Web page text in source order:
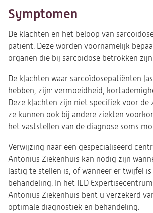
Symptomen
De klachten en het beloop van
patiënt. Deze worden voornamelijk
organen die bij sarcoïdose betrokken
De klachten waar sarcoïdosepatiënten
hebben, zijn: vermoeidheid,
Deze klachten zijn niet specifiek voor de
ze kunnen ook bij andere ziekten
het vaststellen van de diagnose soms
Verwijzing naar een gespecialiseerd
Antonius Ziekenhuis kan nodig zijn
lastig te stellen is, of wanneer er twijfel
behandeling. In het ILD
Antonius Ziekenhuis bent u verzekerd
optimale diagnostiek en behandeling.